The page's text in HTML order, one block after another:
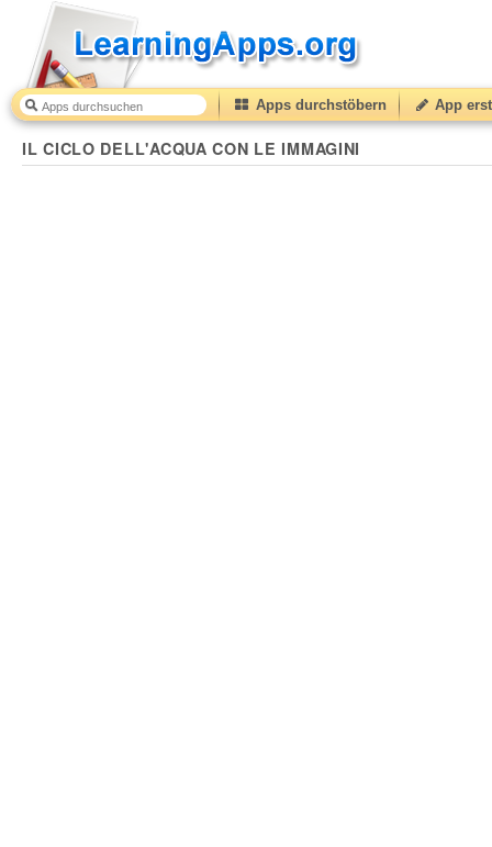
Apps durchstöbern App
IL CICLO DELL'ACQUA CON LE IMMAGINI
IL CICLO DELL'ACQUA CON LE IMMAGINI 30(from